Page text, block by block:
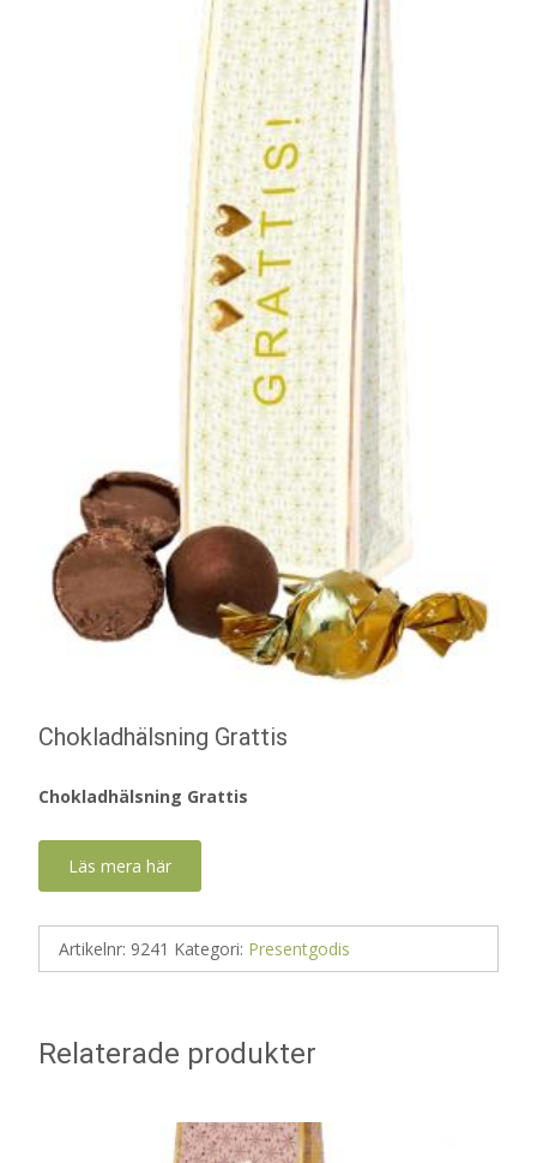
Chokladhälsning Grattis
Chokladhälsning Grattis
Läs mera här
Artikelnr: 9241 Kategori: Presentgodis
Relaterade produkter